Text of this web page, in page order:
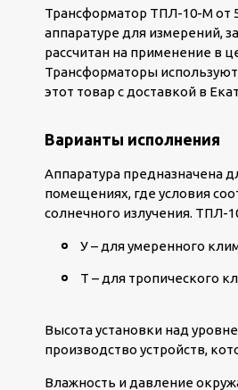
Трансформатор ТПЛ-10-М от
аппаратуре для измерений,
рассчитан на применение в
Трансформаторы
этот товар с доставкой в
Варианты исполнения
Аппаратура предназначена
помещениях, где условия
солнечного излучения. ТПЛ-
У – для умеренного
Т – для тропического
Высота установки над
производство устройств,
Влажность и давление